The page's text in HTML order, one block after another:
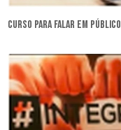
curso para falar em público